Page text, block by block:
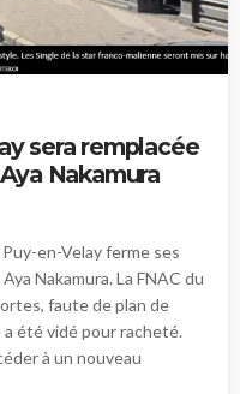
sera remplacée
Nakamura
en-Velay ferme ses
Nakamura. La FNAC du
faute de plan de
été vidé pour racheté.
à un nouveau